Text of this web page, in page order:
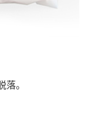
落。